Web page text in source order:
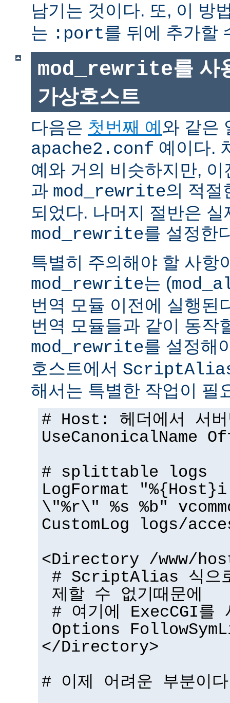
남기는 것이다. 또, 이 방
는 :port를 뒤에 추가할
mod_rewrite를 사
가상호스트
다음은 첫번째 예 와 같은
apache2.conf 예이다.
예와 거의 비슷하지만,
과 mod_rewrite의 적절
되었다. 나머지 절반은
mod_rewrite를 설정한
특별히 주의해야 할 사항
mod_rewrite는 (
번역 모듈 이전에 실행된
번역 모듈들과 같이 동작
mod_rewrite를 설정해
호스트에서
해서는 특별한 작업이 필
# Host: 헤더에서 서버
UseCanonicalName
# splittable logs
LogFormat "%{Host}i
\"%r\" %s %b"
CustomLog logs/
<Directory /www/
# ScriptAlias 식으
제할 수 없기때문에
# 여기에 ExecCGI를
Options
</Directory>
# 이제 어려운 부분이다